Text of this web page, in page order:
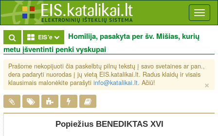
EIS'e Toggle Dropdown
Homilija, pasakyta per šv. Mišias, kurių
metu įšventinti penki vyskupai
Prašome nekopijuoti čia paskelbtų pilnų tekstų į savo svetaines ar pan.,
dera padaryti nuorodas į jų vietą EIS.katalikai.lt. Radus klaidų ir visais
klausimais malonėkite parašyti info@katalikai.lt. Ačiū! ×
Popiežius BENEDIKTAS XVI